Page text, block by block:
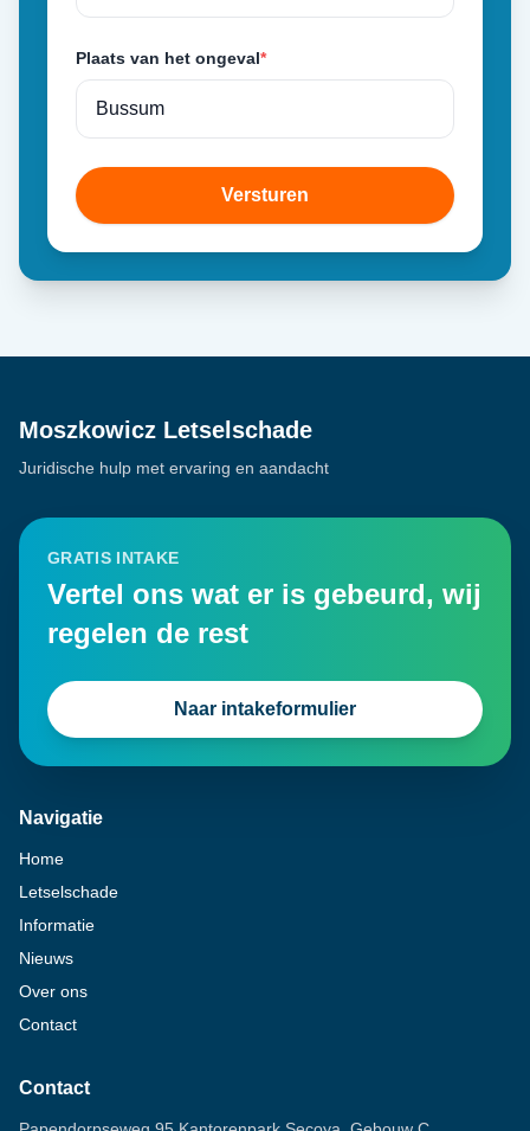
Plaats van het ongeval*
Versturen
Moszkowicz Letselschade
Juridische hulp met ervaring en aandacht
GRATIS INTAKE
Vertel ons wat er is gebeurd, wij
regelen de rest
Naar intakeformulier
Navigatie
Home
Letselschade
Informatie
Nieuws
Over ons
Contact
Contact